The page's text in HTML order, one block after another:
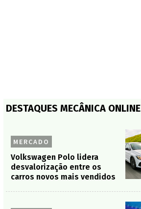
DESTAQUES MECÂNICA ONLINE
MERCADO
Volkswagen Polo lidera
desvalorização entre os
carros novos mais vendidos